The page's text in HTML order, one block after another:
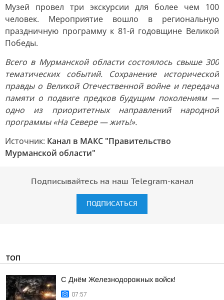
Музей провел три экскурсии для более чем 100
человек. Мероприятие вошло в региональную
праздничную программу к 81-й годовщине Великой
Победы.
Всего в Мурманской области состоялось свыше 300
тематических событий. Сохранение исторической
правды о Великой Отечественной войне и передача
памяти о подвиге предков будущим поколениям —
одно из приоритетных направлений народной
программы «На Севере — жить!».
Источник: Канал в МАКС "Правительство
Мурманской области"
Подписывайтесь на наш Telegram-канал
ПОДПИСАТЬСЯ
ТОП
С Днём Железнодорожных войск!
07:57